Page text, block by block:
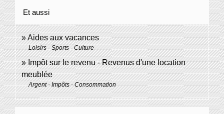
Et aussi
Aides aux vacances
Loisirs - Sports - Culture
Impôt sur le revenu - Revenus d'une location
meublée
Argent - Impôts - Consommation